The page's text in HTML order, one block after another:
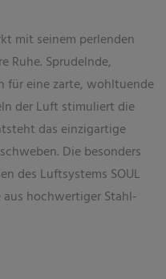
mit seinem perlenden
Ruhe. Sprudelnde,
für eine zarte, wohltuende
der Luft stimuliert die
das einzigartige
Die besonders
des Luftsystems SOUL
hochwertiger Stahl-